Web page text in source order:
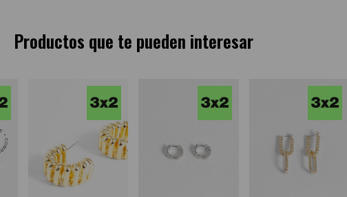
Productos que te pueden interesar